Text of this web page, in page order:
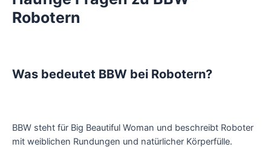
Robotern
Was bedeutet BBW bei Robotern?
BBW steht für Big Beautiful Woman und beschreibt Roboter
mit weiblichen Rundungen und natürlicher Körperfülle.